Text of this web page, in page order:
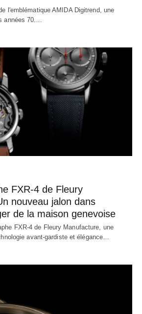
l'emblématique AMIDA Digitrend, une
années 70.…
FXR-4 de Fleury
nouveau jalon dans
de la maison genevoise
FXR-4 de Fleury Manufacture, une
avant-gardiste et élégance…